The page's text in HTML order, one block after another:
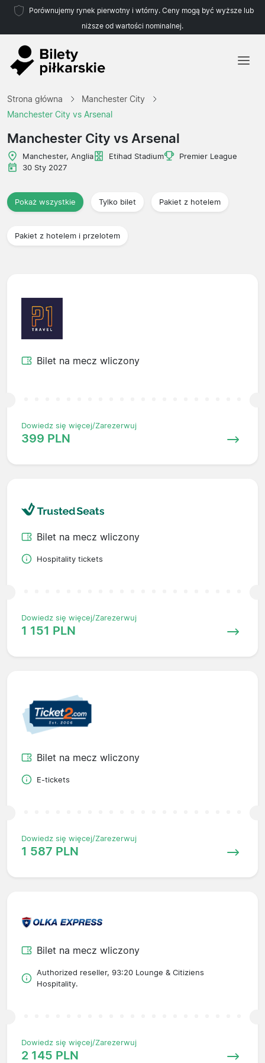
Porównujemy rynek pierwotny i wtórny. Ceny mogą być wyższe lub
niższe od wartości nominalnej.
Ligi
Biura podróży
Strona główna
Manchester City
Manchester City vs Arsenal
Manchester City vs Arsenal
Manchester, Anglia Etihad Stadium
Premier League
30 Sty 2027
Pokaż wszystkie Tylko bilet Pakiet z hotelem
Pakiet z hotelem i przelotem
Bilet na mecz wliczony
Dowiedz się więcej/Zarezerwuj
399 PLN
Bilet na mecz wliczony
Hospitality tickets
Dowiedz się więcej/Zarezerwuj
1 151 PLN
Bilet na mecz wliczony
E-tickets
Dowiedz się więcej/Zarezerwuj
1 587 PLN
Bilet na mecz wliczony
Authorized reseller, 93:20 Lounge & Citiziens
Hospitality.
Dowiedz się więcej/Zarezerwuj
2 145 PLN